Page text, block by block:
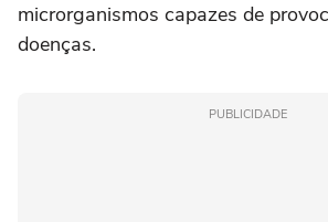
microrganismos capazes de
doenças.
PUBLICIDADE